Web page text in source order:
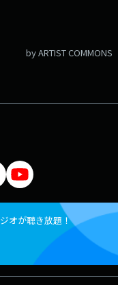
by ARTIST COMMONS
オが聴き放題！